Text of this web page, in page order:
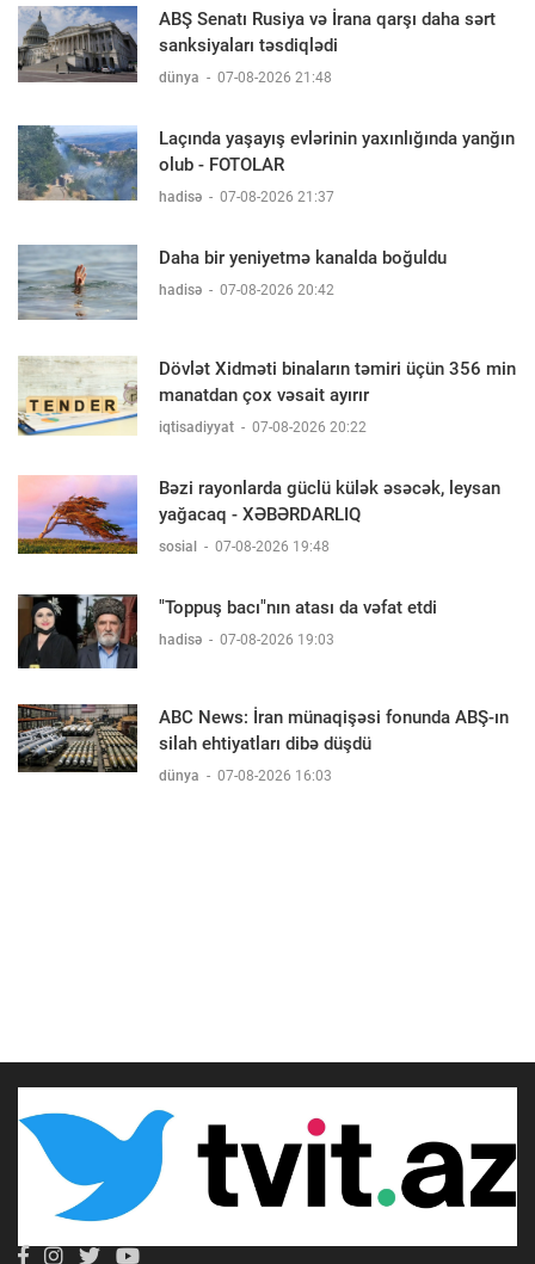
ABŞ Senatı Rusiya və İrana qarşı daha sərt
sanksiyaları təsdiqlədi
dünya - 07-08-2026 21:48
Laçında yaşayış evlərinin yaxınlığında yanğın
olub - FOTOLAR
hadisə - 07-08-2026 21:37
Daha bir yeniyetmə kanalda boğuldu
hadisə - 07-08-2026 20:42
Dövlət Xidməti binaların təmiri üçün 356 min
manatdan çox vəsait ayırır
iqtisadiyyat - 07-08-2026 20:22
Bəzi rayonlarda güclü külək əsəcək, leysan
yağacaq - XƏBƏRDARLIQ
sosial - 07-08-2026 19:48
"Toppuş bacı"nın atası da vəfat etdi
hadisə - 07-08-2026 19:03
ABC News: İran münaqişəsi fonunda ABŞ-ın
silah ehtiyatları dibə düşdü
dünya - 07-08-2026 16:03